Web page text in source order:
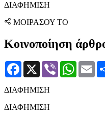
ΔΙΑΦΗΜΙΣΗ
ΜΟΙΡΑΣΟΥ ΤΟ
Κοινοποίηση
Facebook
X Viber
ΔΙΑΦΗΜΙΣΗ
ΔΙΑΦΗΜΙΣΗ